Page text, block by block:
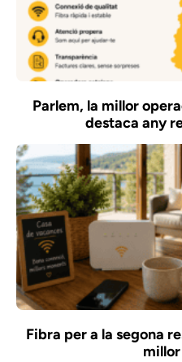
Parlem, la millor
destaca any
Fibra per a la segona